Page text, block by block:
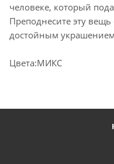
человеке, который
Преподнесите эту вещь
достойным
Цвета:МИКС